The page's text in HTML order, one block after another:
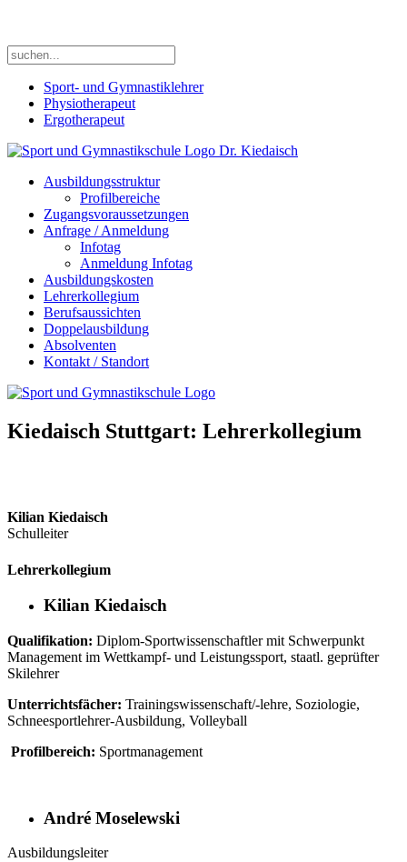
Sport- und Gymnastiklehrer
Physiotherapeut
Ergotherapeut
Ausbildungsstruktur
Profilbereiche
Zugangsvoraussetzungen
Anfrage / Anmeldung
Infotag
Anmeldung Infotag
Ausbildungskosten
Lehrerkollegium
Berufsaussichten
Doppelausbildung
Absolventen
Kontakt / Standort
Kiedaisch Stuttgart: Lehrerkollegium
Kilian Kiedaisch
Schulleiter
Lehrerkollegium
Kilian Kiedaisch
Qualifikation: Diplom-Sportwissenschaftler mit Schwerpunkt
Management im Wettkampf- und Leistungssport, staatl. geprüfter
Skilehrer
Unterrichtsfächer: Trainingswissenschaft/-lehre, Soziologie,
Schneesportlehrer-Ausbildung, Volleyball
Profilbereich: Sportmanagement
André Moselewski
Ausbildungsleiter